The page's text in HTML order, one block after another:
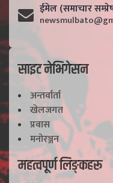
ईमेल (समाचार
साइट नेभिगेसन
अन्तर्वार्ता
खेलजगत
प्रवास
मनोरञ्जन
महत्वपूर्ण लिङ्कहरू